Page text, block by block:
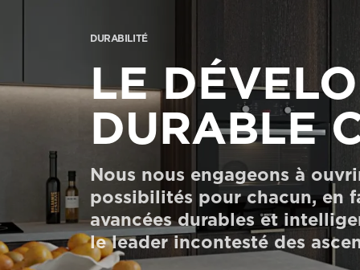
PROFESSIONNEL
Commander un HomeKit numérique
Contactez-nous
Demander un devis
DURABILITÉ
LE
DURABLE
Nous nous engageons à
possibilités pour chacun, en
avancées durables et
le leader incontesté des